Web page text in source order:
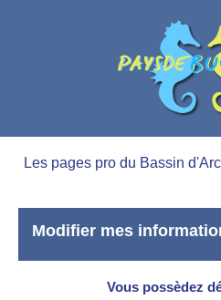
Les pages pro du Bassin
Modifier mes
Vous possèdez